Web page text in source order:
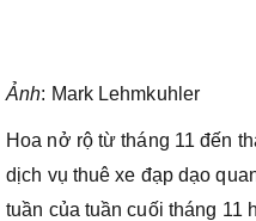
Ảnh: Mark Lehmkuhler
Hoa nở rộ từ tháng 11 đến
dịch vụ thuê xe đạp dạo
tuần của tuần cuối tháng 11